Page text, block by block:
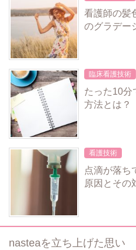
看護師の髪
のグラデー
臨床看護技術
たった10分
方法とは？
看護技術
点滴が落ち
原因とその
nasteaを立ち上げた思い